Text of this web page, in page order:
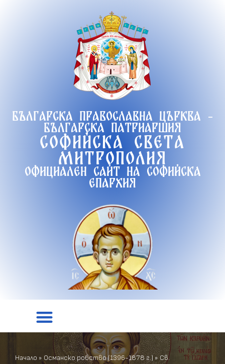
Българска православна църква -
Българска патриаршия
Софийска света
митрополия
Официален сайт на софийска
епархия
Начало » Османско робство (1396-1878 г.) »Св.